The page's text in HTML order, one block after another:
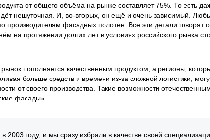
от общего объёма на рынке составляет 75%. То есть
нешуточная. И, во-вторых, он ещё и очень зависимый.
фасадных полотен. Все эти детали говорят
на протяжении долгих лет в условиях российского рынка
пополняется качественным продуктом, а регионы,
больше средств и времени из-за сложной логистики,
от своего производства. Такие возможности
фасады».
2003 году, и мы сразу избрали в качестве своей